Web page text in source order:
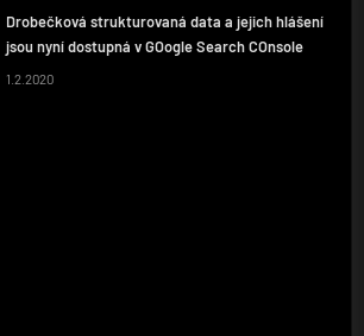
Drobečková strukturovaná data a jejich hlášení
jsou nyní dostupná v GOogle Search COnsole
1.2.2020